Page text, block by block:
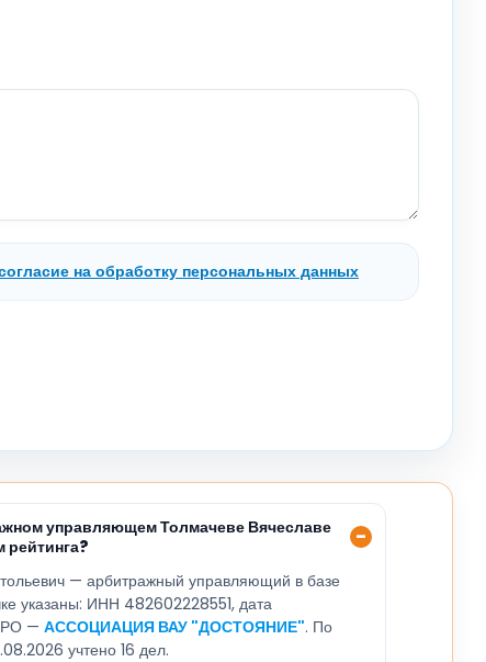
на обработку персональных данных
управляющем Толмачеве Вячеславе
— арбитражный управляющий в базе
указаны: ИНН 482602228551, дата
— АССОЦИАЦИЯ ВАУ "ДОСТОЯНИЕ". По
учтено 16 дел.